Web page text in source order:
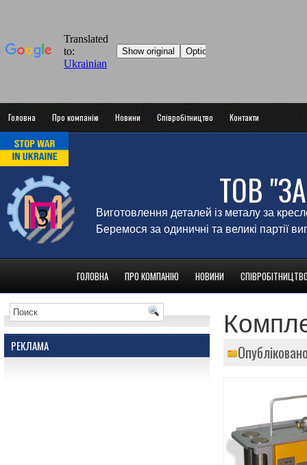
Головна Про компанію Новини Співробітництво Контакти
ТОВ
Виготовлення деталей із металу за
Беремося за одиничні та великі партії
ГОЛОВНА ПРО КОМПАНІЮ НОВИНИ
РЕКЛАМА